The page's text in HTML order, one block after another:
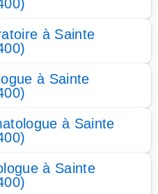
à Sainte
à Sainte
à Sainte
à Sainte